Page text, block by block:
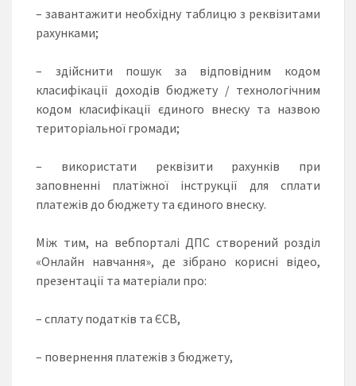
– завантажити необхідну таблицю з реквізитами
рахунками;
– здійснити пошук за відповідним кодом
класифікації доходів бюджету / технологічним
кодом класифікації єдиного внеску та назвою
територіальної громади;
– використати реквізити рахунків при
заповненні платіжної інструкції для сплати
платежів до бюджету та єдиного внеску.
Між тим, на вебпорталі ДПС створений розділ
«Онлайн навчання», де зібрано корисні відео,
презентації та матеріали про:
– сплату податків та ЄСВ,
– повернення платежів з бюджету,